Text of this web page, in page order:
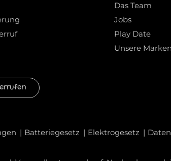
Das Team
Jobs
Play Date
Unsere
Batteriegesetz Elektrogesetz